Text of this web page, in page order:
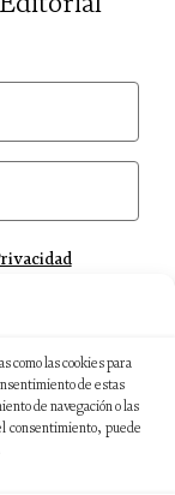
como las cookies para
de estas
de navegación o las
consentimiento, puede